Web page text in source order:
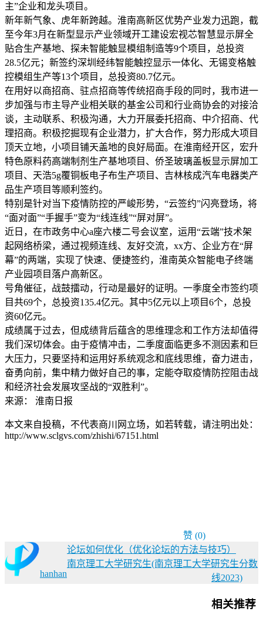
主”企业和龙头项目。
新年新气象、虎年新跨越。淮南高新区优势产业发力迅跑，截
至今年3月在新型显示产业领域开工建设宏视芯智慧显示屏全
贴合生产基地、探未智能触显模组制造等9个项目，总投资
28.5亿元；新签约深圳经纬智能触控显示一体化、无锡变格触
控模组生产等13个项目，总投资80.7亿元。
在用好以商招商、驻点招商等传统招商手段的同时，我市进一
步加强与市主导产业相关联的基金公司和行业商协会的对接洽
谈，主动联系、积极沟通，大力开展委托招商、中介招商、代
理招商。积极挖掘现有企业潜力，扩大合作，努力形成大项目
顶天立地，小项目铺天盖地的良好局面。在淮南经开区，宏升
特色原料药高端制剂生产基地项目、侨圣玻璃盖板显示屏加工
项目、天浩5g覆铜板电子布生产项目、吉林核成汽车电器类产
品生产项目等顺利签约。
特别是针对当下疫情防控的严峻形势，“云签约”闪亮登场，将
“面对面”“手握手”变为“线连线”“屏对屏”。
近日，在市政务中心a座六楼二号会议室，运用“云端”技术架
起网络桥梁，通过视频连线、友好交流，xx方、企业方在“屏
幕”的两端，实现了快速、便捷签约，淮南英众智能电子终端
产业园项目落户高新区。
号角催征，战鼓擂动，行动是最好的证明。一季度全市签约项
目共69个，总投资135.4亿元。其中5亿元以上项目6个，总投
资60亿元。
成绩属于过去，但成绩背后蕴含的思维理念和工作方法却值得
我们深切体会。由于疫情冲击，二季度面临更多不测因素和巨
大压力，只要坚持和运用好系统观念和底线思维，奋力进击，
奋勇向前，集中精力做好自己的事，定能夺取疫情防控阻击战
和经济社会发展攻坚战的“双胜利”。
来源： 淮南日报
本文来自投稿，不代表商川网立场，如若转载，请注明出处：
http://www.sclgvs.com/zhishi/67151.html
赞 (0)
hanhan
论坛如何优化（优化论坛的方法与技巧）
南京理工大学研究生(南京理工大学研究生分数
线2023)
相关推荐